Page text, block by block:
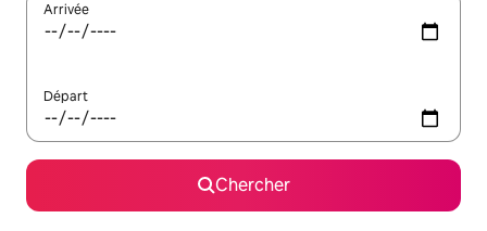
Arrivée
Départ
Chercher